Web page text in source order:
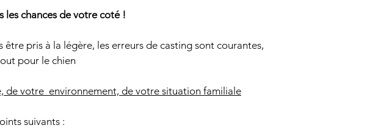
les chances de votre coté !
pris à la légère, les erreurs de casting sont courantes,
pour le chien
de votre environnement, de votre situation familiale
suivants :